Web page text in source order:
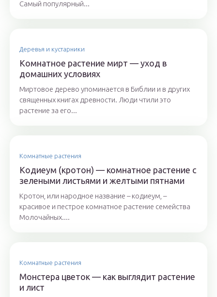
Самый популярный...
Деревья и кустарники
Комнатное растение мирт — уход в
домашних условиях
Миртовое дерево упоминается в Библии и в других
священных книгах древности. Люди чтили это
растение за его...
Комнатные растения
Кодиеум (кротон) — комнатное растение с
зелеными листьями и желтыми пятнами
Кротон, или народное название – кодиеум, –
красивое и пестрое комнатное растение семейства
Молочайных....
Комнатные растения
Монстера цветок — как выглядит растение
и лист